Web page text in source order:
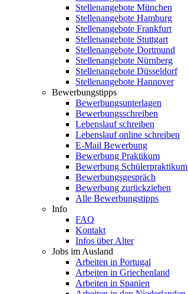
Stellenangebote München
Stellenangebote Hamburg
Stellenangebote Frankfurt
Stellenangebote Stuttgart
Stellenangebote Dortmund
Stellenangebote Nürnberg
Stellenangebote Düsseldorf
Stellenangebote Hannover
Bewerbungstipps
Bewerbungsunterlagen
Bewerbungsschreiben
Lebenslauf schreiben
Lebenslauf online schreiben
E-Mail Bewerbung
Bewerbung Praktikum
Bewerbung Schülerpraktikum
Bewerbungsgespräch
Bewerbung zurückziehen
Alle Bewerbungstipps
Info
FAQ
Kontakt
Infos über Alter
Jobs im Ausland
Arbeiten in Portugal
Arbeiten in Griechenland
Arbeiten in Spanien